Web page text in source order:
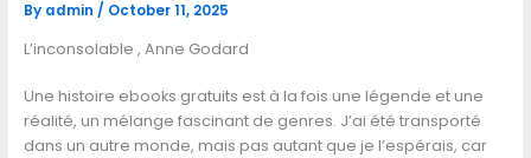
By admin / October 11, 2025
L’inconsolable , Anne Godard
Une histoire ebooks gratuits est à la fois une légende et une
réalité, un mélange fascinant de genres. J’ai été transporté
dans un autre monde, mais pas autant que je l’espérais, car